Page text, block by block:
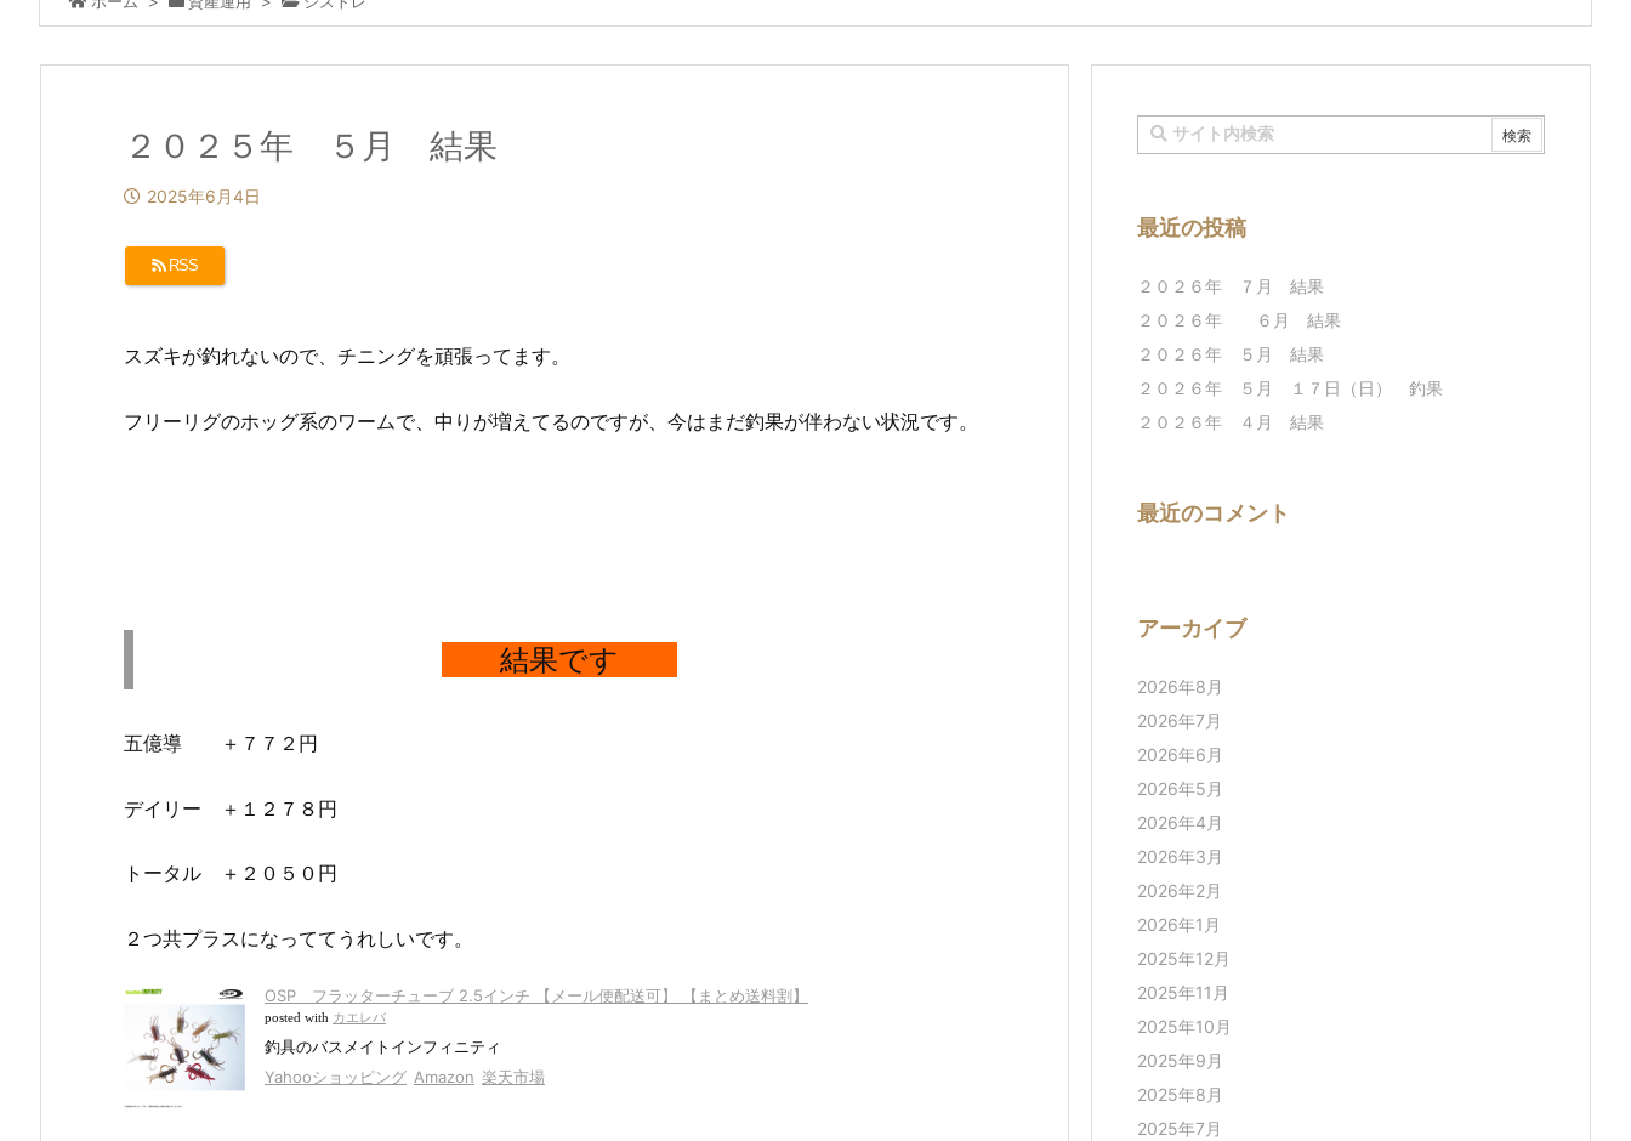
２０２５年 ５月 結果
2025年6月4日
RSS
スズキが釣れないので、チニングを頑張ってます。
フリーリグのホッグ系のワームで、中りが増えてるのですが、今はまだ釣果が伴わない状況です。
結果です
五億導 ＋７７２円
デイリー ＋１２７８円
トータル ＋２０５０円
２つ共プラスになっててうれしいです。
OSP フラッターチューブ 2.5インチ 【メール便配送可】 【まとめ送料割】
posted with カエレバ
釣具のバスメイトインフィニティ
Yahooショッピング Amazon 楽天市場
最近の投稿
２０２６年 ７月 結果
２０２６年 ６月 結果
２０２６年 ５月 結果
２０２６年 ５月 １７日（日） 釣果
２０２６年 ４月 結果
最近のコメント
アーカイブ
2026年8月
2026年7月
2026年6月
2026年5月
2026年4月
2026年3月
2026年2月
2026年1月
2025年12月
2025年11月
2025年10月
2025年9月
2025年8月
2025年7月